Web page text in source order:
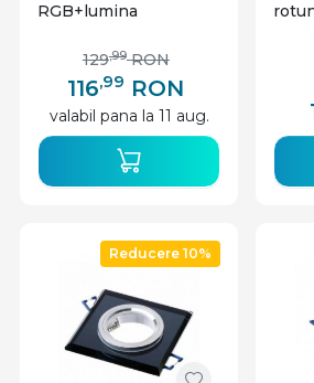
RGB+lumina
116,99 RON
129,99 RON
valabil pana la 11 aug.
Reducere 10%